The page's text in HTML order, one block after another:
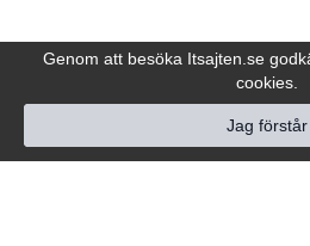
Genom att besöka Itsajten.se
cookies.
Jag förstår